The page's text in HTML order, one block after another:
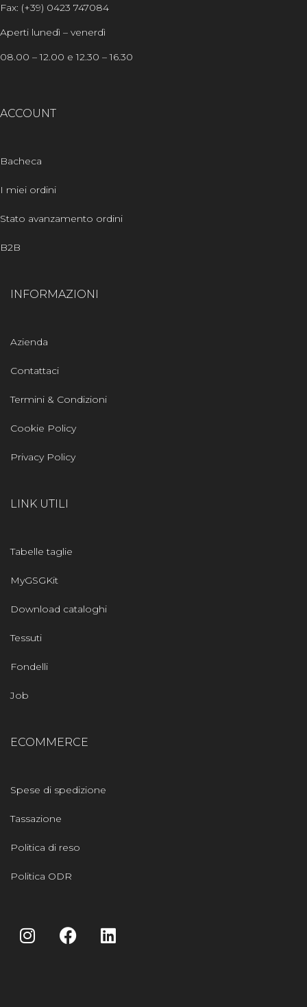
Fax: (+39) 0423 747084
Aperti lunedì – venerdì
08.00 – 12.00 e 12.30 – 16.30
ACCOUNT
Bacheca
I miei ordini
Stato avanzamento ordini
B2B
INFORMAZIONI
Azienda
Contattaci
Termini & Condizioni
Cookie Policy
Privacy Policy
LINK UTILI
Tabelle taglie
MyGSGKit
Download cataloghi
Tessuti
Fondelli
Job
ECOMMERCE
Spese di spedizione
Tassazione
Politica di reso
Politica ODR